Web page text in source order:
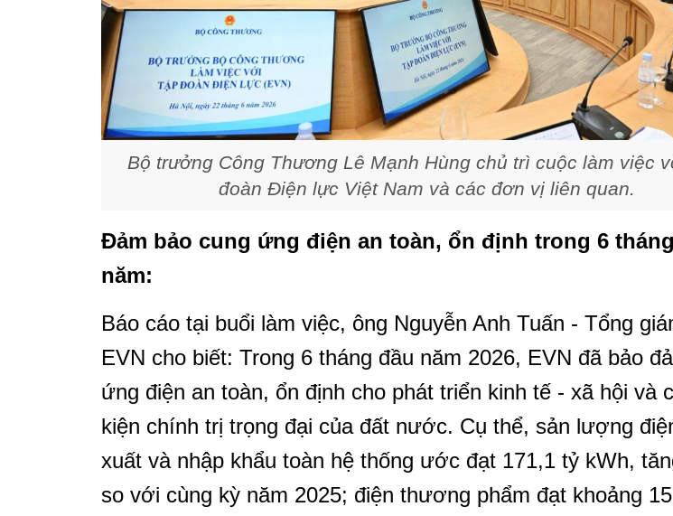
Bộ trưởng Công Thương Lê Mạnh Hùng chủ trì cuộc làm việc
đoàn Điện lực Việt Nam và các đơn vị liên quan.
Đảm bảo cung ứng điện an toàn, ổn định trong 6
năm:
Báo cáo tại buổi làm việc, ông Nguyễn Anh Tuấn - Tổng
EVN cho biết: Trong 6 tháng đầu năm 2026, EVN đã bảo
ứng điện an toàn, ổn định cho phát triển kinh tế - xã hội và
kiện chính trị trọng đại của đất nước. Cụ thể, sản lượng
xuất và nhập khẩu toàn hệ thống ước đạt 171,1 tỷ kWh,
so với cùng kỳ năm 2025; điện thương phẩm đạt khoảng